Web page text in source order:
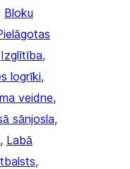
Bloku
Izglītība
logrīki
veidne
sānjosla
, Labā